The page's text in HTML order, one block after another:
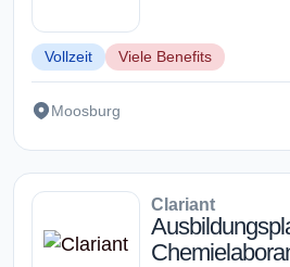
Vollzeit Viele Benefits
Moosburg
Clariant